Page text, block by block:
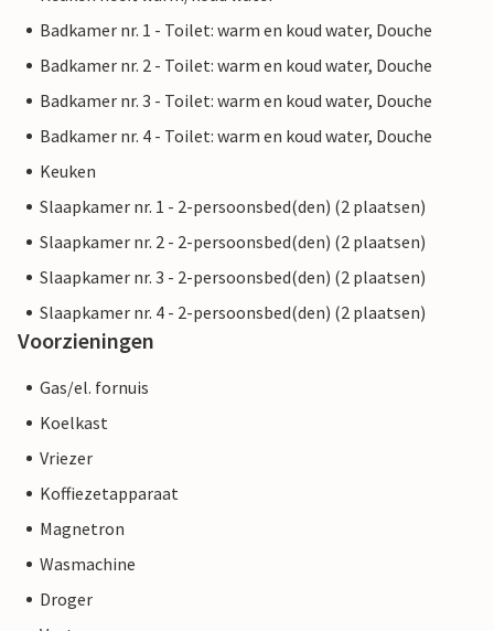
Badkamer nr. 1 - Toilet: warm en koud water, Douche
Badkamer nr. 2 - Toilet: warm en koud water, Douche
Badkamer nr. 3 - Toilet: warm en koud water, Douche
Badkamer nr. 4 - Toilet: warm en koud water, Douche
Keuken
Slaapkamer nr. 1 - 2-persoonsbed(den) (2 plaatsen)
Slaapkamer nr. 2 - 2-persoonsbed(den) (2 plaatsen)
Slaapkamer nr. 3 - 2-persoonsbed(den) (2 plaatsen)
Slaapkamer nr. 4 - 2-persoonsbed(den) (2 plaatsen)
Voorzieningen
Gas/el. fornuis
Koelkast
Vriezer
Koffiezetapparaat
Magnetron
Wasmachine
Droger